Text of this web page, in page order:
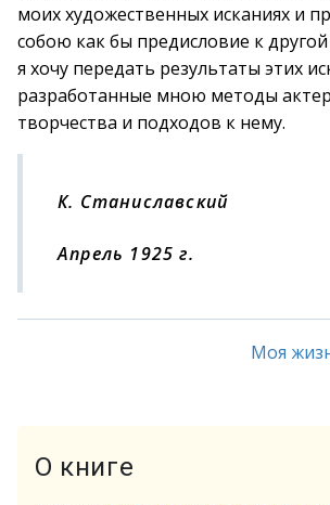
моих художественных исканиях и
собою как бы предисловие к
я хочу передать результаты этих
разработанные мною методы
творчества и подходов к нему.
К. Станиславский
Апрель 1925 г.
Моя
О книге